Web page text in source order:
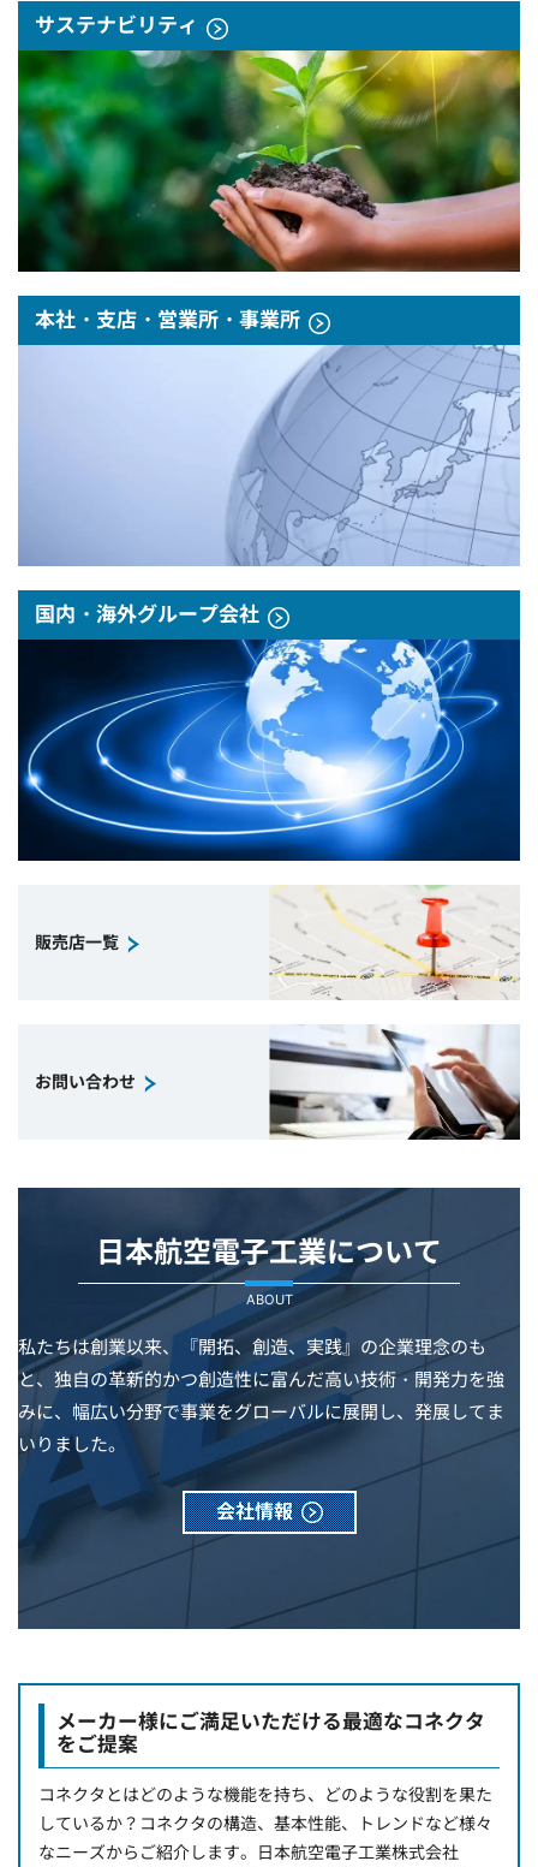
サステナビリティ
本社・支店・営業所・事業所
国内・海外グループ会社
販売店一覧
お問い合わせ
日本航空電子工業について
ABOUT
私たちは創業以来、『開拓、創造、実践』の企業理念のも
と、独自の革新的かつ創造性に富んだ高い技術・開発力を強
みに、幅広い分野で事業をグローバルに展開し、発展してま
いりました。
会社情報
メーカー様にご満足いただける最適なコネクタ
をご提案
コネクタとはどのような機能を持ち、どのような役割を果た
しているか？コネクタの構造、基本性能、トレンドなど様々
なニーズからご紹介します。日本航空電子工業株式会社